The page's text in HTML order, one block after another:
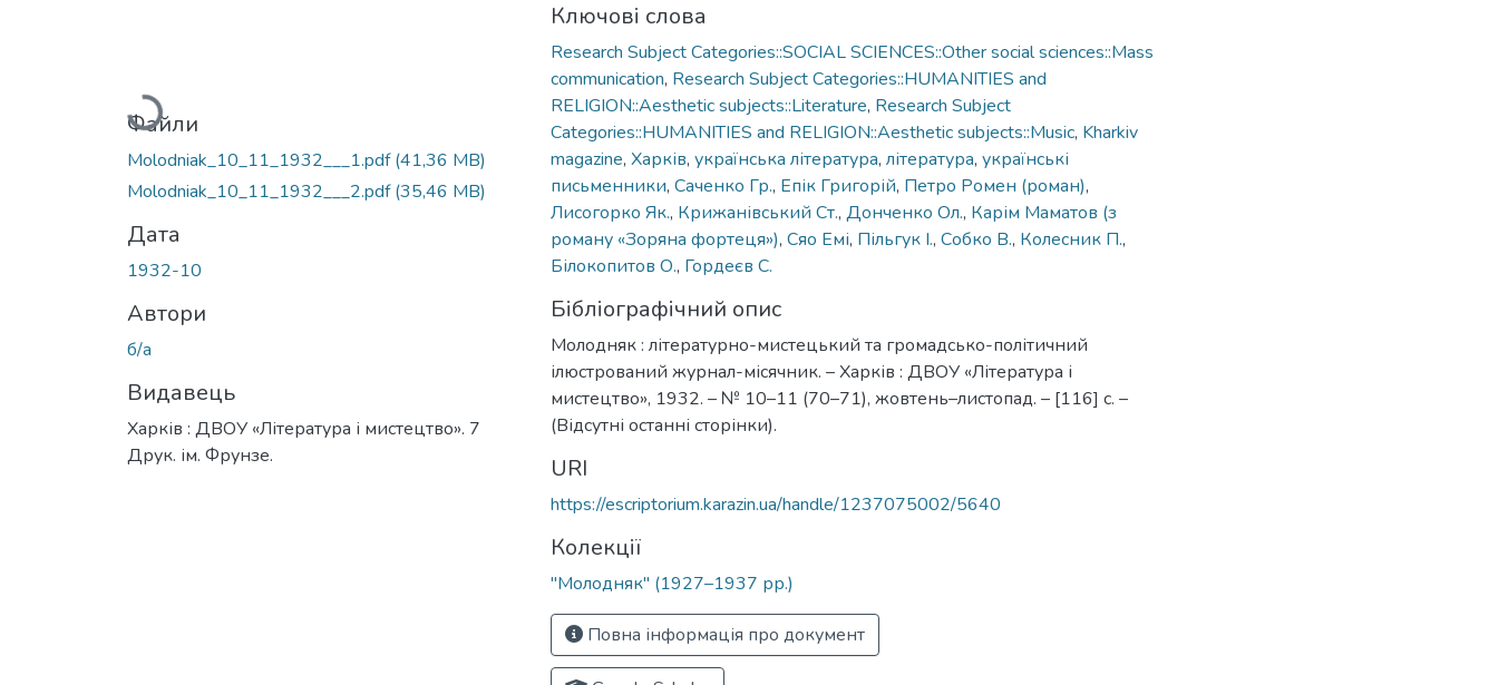
Вантажиться...
Файли
Molodniak_10_11_1932___1.pdf(41,36 MB)
Molodniak_10_11_1932___2.pdf(35,46 MB)
Дата
1932-10
Автори
б/а
Видавець
Харків : ДВОУ «Література і мистецтво». 7
Друк. ім. Фрунзе.
Ключові слова
Research Subject Categories::SOCIAL SCIENCES::Other social sciences::Mass
communication, Research Subject Categories::HUMANITIES and
RELIGION::Aesthetic subjects::Literature, Research Subject
Categories::HUMANITIES and RELIGION::Aesthetic subjects::Music, Kharkiv
magazine, Харків, українська література, література, українські
письменники, Саченко Гр., Епік Григорій, Петро Ромен (роман),
Лисогорко Як., Крижанівський Ст., Донченко Ол., Карім Маматов (з
роману «Зоряна фортеця»), Сяо Емі, Пільгук І., Собко В., Колесник П.,
Білокопитов О., Гордеєв С.
Бібліографічний опис
Молодняк : літературно-мистецький та громадсько-політичний
ілюстрований журнал-місячник. – Харків : ДВОУ «Література і
мистецтво», 1932. – № 10–11 (70–71), жовтень–листопад. – [116] с. –
(Відсутні останні сторінки).
URI
https://escriptorium.karazin.ua/handle/1237075002/5640
Колекції
"Молодняк" (1927–1937 рр.)
Повна інформація про документ